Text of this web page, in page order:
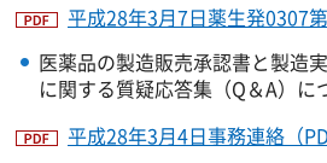
平成28年3月7日薬生発0307
医薬品の製造販売承認書と製造
に関する質疑応答集（Q＆A）に
平成28年3月4日事務連絡（